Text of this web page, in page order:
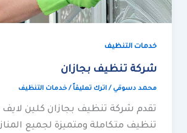
خدمات التنظيف
شركة تنظيف بجازان
محمد دسوقي /اترك تعليقاً /خدمات التنظيف
تقدم شركة تنظيف بجازان كلين
تنظيف متكاملة ومتميزة لجميع